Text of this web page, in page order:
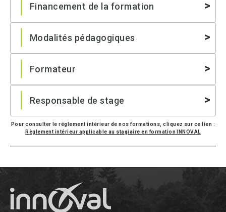
Financement de la formation
Modalités pédagogiques
Formateur
Responsable de stage
Pour consulter le réglement intérieur de nos formations, cliquez sur ce lien :
Règlement intérieur applicable au stagiaire en formation INNOVAL